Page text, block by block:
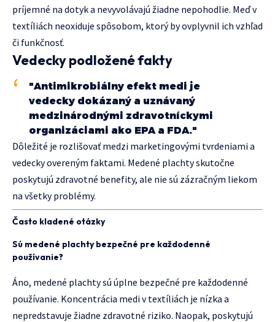
príjemné na dotyk a nevyvolávajú žiadne nepohodlie. Meď v
textíliách neoxiduje spôsobom, ktorý by ovplyvnil ich vzhľad
či funkčnosť.
Vedecky podložené fakty
"Antimikrobiálny efekt medi je
vedecky dokázaný a uznávaný
medzinárodnými zdravotníckymi
organizáciami ako EPA a FDA."
Dôležité je rozlišovať medzi marketingovými tvrdeniami a
vedecky overeným faktami. Medené plachty skutočne
poskytujú zdravotné benefity, ale nie sú zázračným liekom
na všetky problémy.
Často kladené otázky
Sú medené plachty bezpečné pre každodenné
používanie?
Áno, medené plachty sú úplne bezpečné pre každodenné
používanie. Koncentrácia medi v textíliách je nízka a
nepredstavuje žiadne zdravotné riziko. Naopak, poskytujú